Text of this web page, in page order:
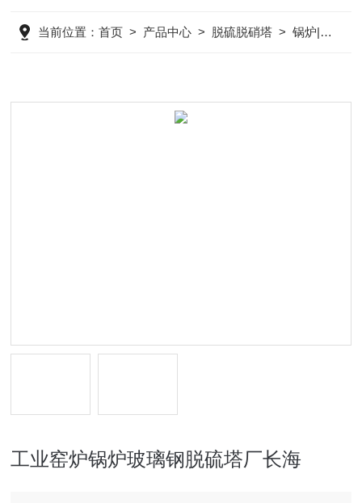
当前位置：首页 > 产品中心 > 脱硫脱硝塔 >锅炉|钢厂烟气脱硫塔
工业窑炉锅炉玻璃钢脱硫塔厂长海